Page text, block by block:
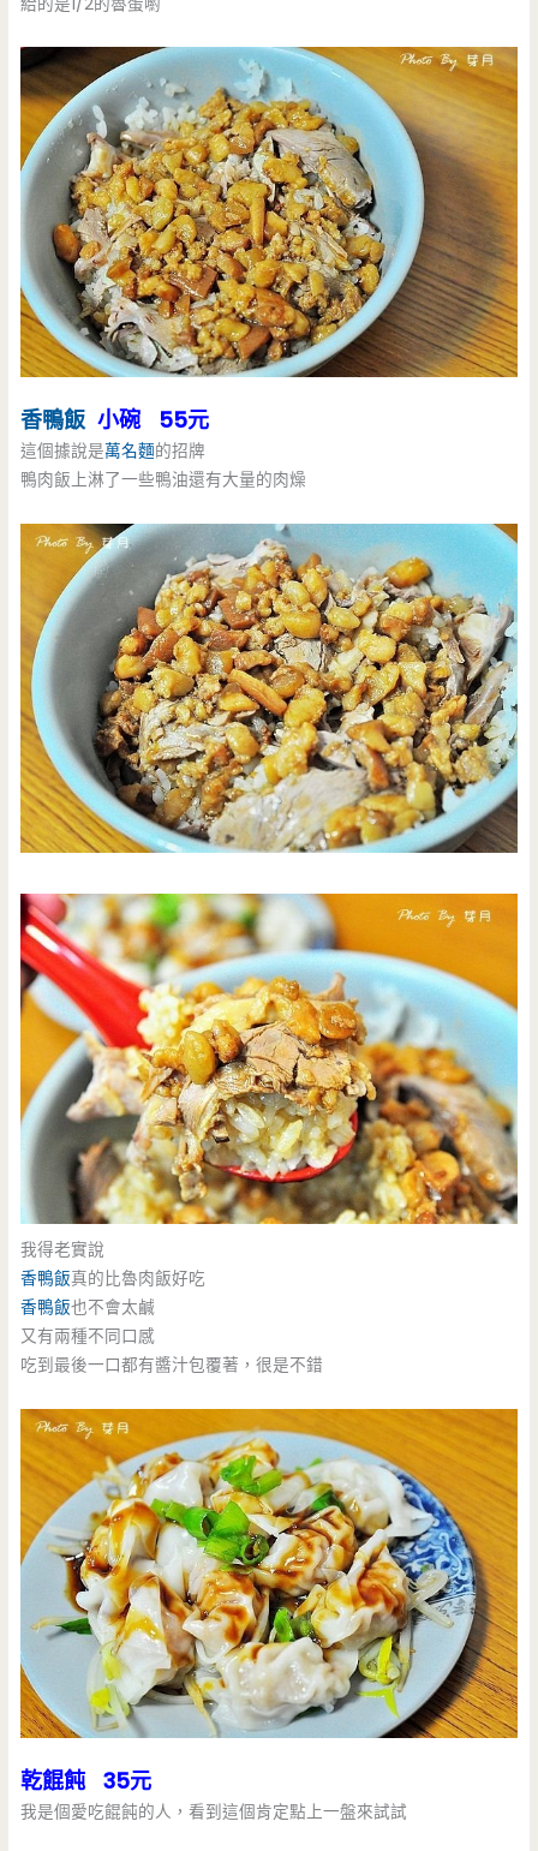
香鴨飯 小碗 55元
這個據說是萬名麵的招牌
鴨肉飯上淋了一些鴨油還有大量的肉燥
我得老實說
香鴨飯真的比魯肉飯好吃
香鴨飯也不會太鹹
又有兩種不同口感
吃到最後一口都有醬汁包覆著，很是不錯
乾餛飩 35元
我是個愛吃餛飩的人，看到這個肯定點上一盤來試試